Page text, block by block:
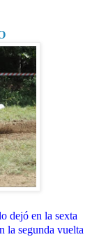
dejó en la sexta
la segunda vuelta